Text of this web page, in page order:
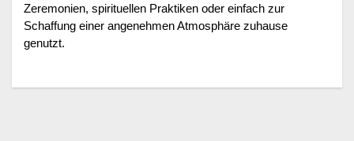
Zeremonien, spirituellen Praktiken oder einfach zur
Schaffung einer angenehmen Atmosphäre zuhause
genutzt.